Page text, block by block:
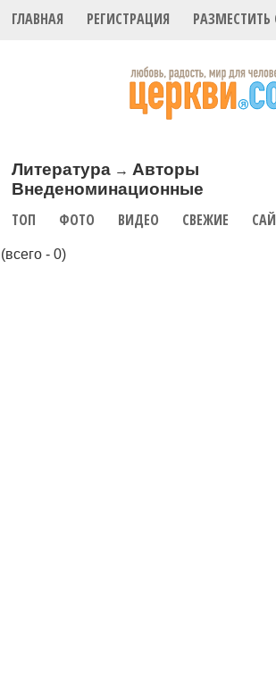
ГЛАВНАЯ РЕГИСТРАЦИЯ РАЗМЕСТИТЬ
Литература → Авторы
Внеденоминационные
ТОП ФОТО ВИДЕО СВЕЖИЕ
(всего - 0)